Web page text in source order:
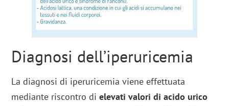
Diagnosi dell’iperuricemia
La diagnosi di iperuricemia viene effettuata
mediante riscontro dielevati valori di acido urico